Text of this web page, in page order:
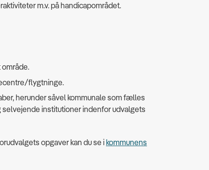
m.v. på handicapområdet.
flygtninge.
herunder såvel kommunale som fælles
selvejende institutioner indenfor udvalgets
opgaver kan du se ikommunens